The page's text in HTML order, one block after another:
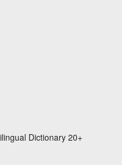
Dictionary 20+